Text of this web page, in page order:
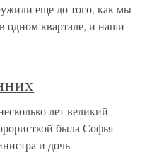
еще до того, как мы
одном квартале, и наши
лет великий
была Софья
и дочь